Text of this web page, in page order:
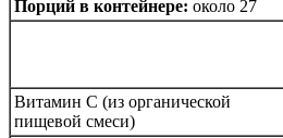
Порций в контейнере: около 27
Витамин С (из органической
пищевой смеси)